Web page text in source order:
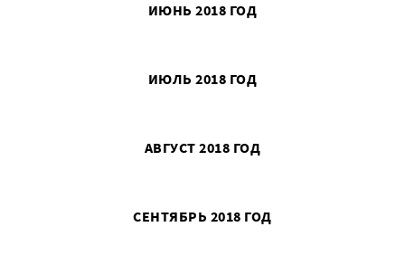
ИЮНЬ 2018 ГОД
ИЮЛЬ 2018 ГОД
АВГУСТ 2018 ГОД
СЕНТЯБРЬ 2018 ГОД